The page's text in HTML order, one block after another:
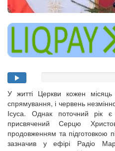
У житті Церкви кожен
спрямування, і червень
Ісуса. Однак поточний рік
присвячений Серцю
продовженням та підготовкою
зазначив у ефірі Радіо